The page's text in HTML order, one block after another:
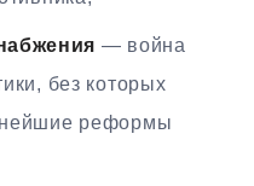
— война
без которых
реформы